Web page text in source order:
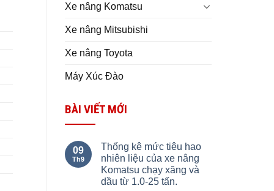
Xe nâng Komatsu
Xe nâng Mitsubishi
Xe nâng Toyota
Máy Xúc Đào
BÀI VIẾT MỚI
09
Th9
Thống kê mức tiêu hao
nhiên liệu của xe nâng
Komatsu chạy xăng và
dầu từ 1.0-25 tấn.